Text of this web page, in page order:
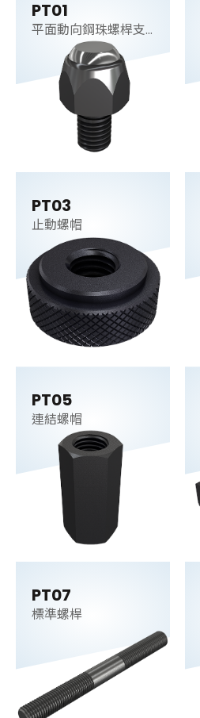
PT01
平面動向鋼珠螺桿支
PT03
止動螺帽
PT05
連結螺帽
PT07
標準螺桿